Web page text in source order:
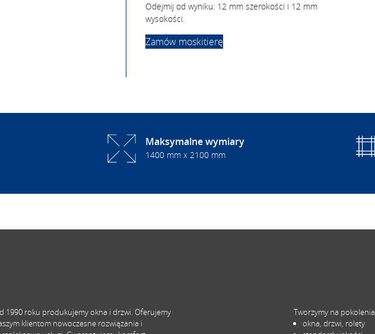
Odejmij od wyniku: 12 mm szerokości i 12 mm
wysokości.
Zamów moskitierę
Maksymalne wymiary
1400 mm x 2100 mm
1990 roku produkujemy okna i drzwi. Oferujemy
klientom nowoczesne rozwiązania i
Tworzymy na pokolenia
okna, drzwi, rolety